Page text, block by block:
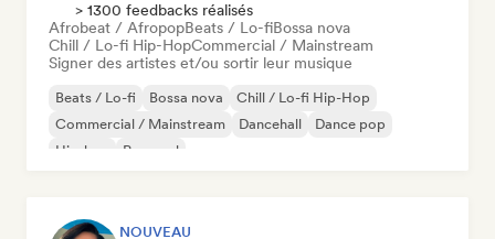
> 1300 feedbacks réalisés
Afrobeat / AfropopBeats / Lo-fiBossa nova
Chill / Lo-fi Hip-HopCommercial / Mainstream
Signer des artistes et/ou sortir leur musique
Beats / Lo-fi Bossa nova
Chill / Lo-fi Hip-Hop
Commercial / Mainstream
Dancehall
Dance pop
Hip-hop
Pop soul
NOUVEAU